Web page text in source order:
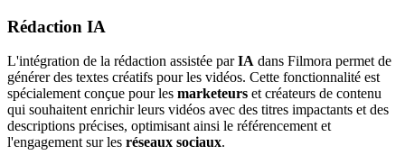
Rédaction IA
L'intégration de la rédaction assistée parIA dans Filmora permet de
générer des textes créatifs pour les vidéos. Cette fonctionnalité est
spécialement conçue pour les marketeurs et créateurs de contenu
qui souhaitent enrichir leurs vidéos avec des titres impactants et des
descriptions précises, optimisant ainsi le référencement et
l'engagement sur les réseaux sociaux.